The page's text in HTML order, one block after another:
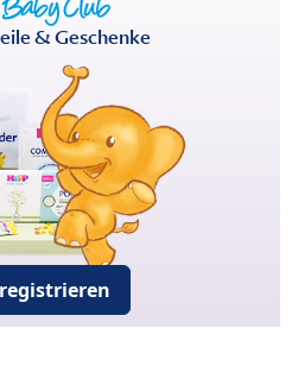
& Geschenke